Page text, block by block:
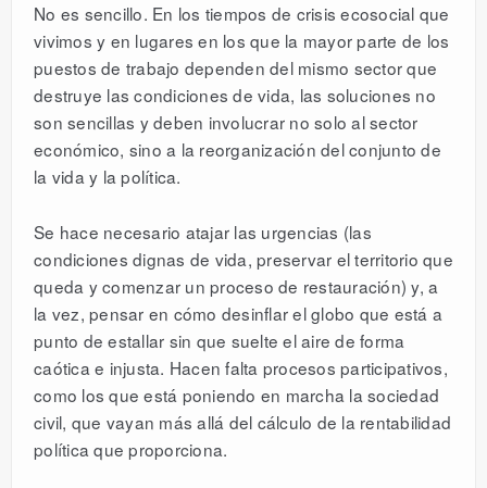
No es sencillo. En los tiempos de crisis ecosocial que
vivimos y en lugares en los que la mayor parte de los
puestos de trabajo dependen del mismo sector que
destruye las condiciones de vida, las soluciones no
son sencillas y deben involucrar no solo al sector
económico, sino a la reorganización del conjunto de
la vida y la política.
Se hace necesario atajar las urgencias (las
condiciones dignas de vida, preservar el territorio que
queda y comenzar un proceso de restauración) y, a
la vez, pensar en cómo desinflar el globo que está a
punto de estallar sin que suelte el aire de forma
caótica e injusta. Hacen falta procesos participativos,
como los que está poniendo en marcha la sociedad
civil, que vayan más allá del cálculo de la rentabilidad
política que proporciona.